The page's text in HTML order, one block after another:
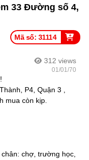
33 Đường số 4,
Mã số: 31114
312 views
01/01/70
P4, Quận 3 ,
mua còn kịp.
chợ, trường học,